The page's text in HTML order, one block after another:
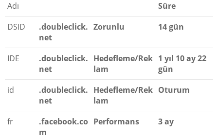
Adı
Süre
DSID
.doubleclick.
net
Zorunlu 14 gün
IDE
.doubleclick.
net
Hedefleme/Rek
lam
1 yıl 10 ay 22
gün
id
.doubleclick.
net
Hedefleme/Rek
lam
Oturum
fr
.facebook.co
m
Performans 3 ay